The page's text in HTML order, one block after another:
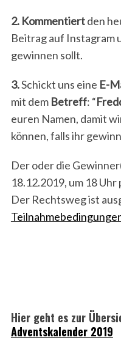
2. Kommentiertden
Beitrag auf Instagram
gewinnen sollt.
3.Schickt uns eine E-
mit dem Betreff: “
euren Namen, damit
können, falls ihr
Der oder die
18.12.2019, um 18
Der Rechtsweg ist
Hier geht es zur
Adventskalender 2019